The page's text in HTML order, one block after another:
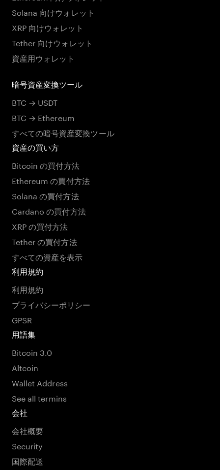
Solana 向けウォレット
XRP 向けウォレット
Tether 向けウォレット
資産用ウォレット
暗号資産変換ツール
BTC → USDT
BTC → Ethereum
すべての暗号資産変換ツール
資産の買い方
Bitcoin の買付方法
Ethereum の買付方法
Solana の買付方法
Cardano の買付方法
XRP の買付方法
Tether の買付方法
すべての資産を表示
利用規約
利用規約
プライバシーポリシー
GPSR
用語集
Bitcoin 3.0
Altcoin
Wallet Address
See all termins
会社
会社概要
Security
国際配送